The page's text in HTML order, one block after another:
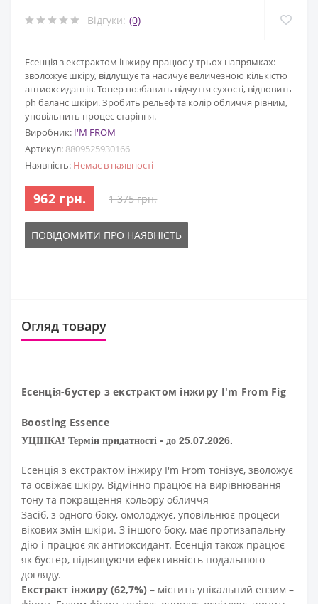
Відгуки: (0)
Есенція з екстрактом інжиру працює у трьох напрямках:
зволожує шкіру, відлущує та насичує величезною кількістю
антиоксидантів. Тонер позбавить відчуття сухості, відновить
ph баланс шкіри. Зробить рельєф та колір обличчя рівним,
уповільнить процес старіння.
Виробник: I'M FROM
Артикул: 8809525930166
Наявність: Немає в наявності
962 грн. 1 375 грн.
ПОВІДОМИТИ ПРО НАЯВНІСТЬ
Огляд товару
Есенція-бустер з екстрактом інжиру I'm From Fig
Boosting Essence
УЦІНКА! Термін придатності - до 25.07.2026.
Есенція з екстрактом інжиру I'm From тонізує, зволожує
та освіжає шкіру. Відмінно працює на вирівнювання
тону та покращення кольору обличчя
Засіб, з одного боку, омолоджує, уповільнює процеси
вікових змін шкіри. З іншого боку, має протизапальну
дію і працює як антиоксидант. Есенція також працює
як бустер, підвищуючи ефективність подальшого
догляду.
Екстракт інжиру (62,7%) – містить унікальний ензим –